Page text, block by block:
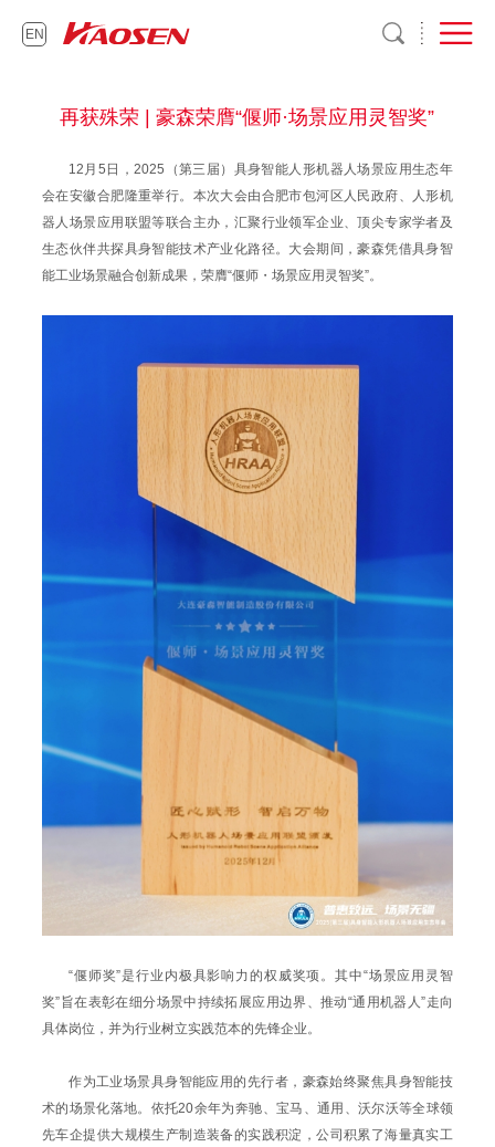
EN
再获殊荣 | 豪森荣膺“偃师·场景应用灵智奖”
12月5日，2025（第三届）具身智能人形机器人场景应用生态年
会在安徽合肥隆重举行。本次大会由合肥市包河区人民政府、人形机
器人场景应用联盟等联合主办，汇聚行业领军企业、顶尖专家学者及
生态伙伴共探具身智能技术产业化路径。大会期间，豪森凭借具身智
能工业场景融合创新成果，荣膺“偃师・场景应用灵智奖”。
“偃师奖”是行业内极具影响力的权威奖项。其中“场景应用灵智
奖”旨在表彰在细分场景中持续拓展应用边界、推动“通用机器人”走向
具体岗位，并为行业树立实践范本的先锋企业。
作为工业场景具身智能应用的先行者，豪森始终聚焦具身智能技
术的场景化落地。依托20余年为奔驰、宝马、通用、沃尔沃等全球领
先车企提供大规模生产制造装备的实践积淀，公司积累了海量真实工